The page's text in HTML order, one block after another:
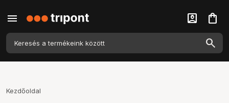
menu account_box shopping_bag
Kezdőoldal